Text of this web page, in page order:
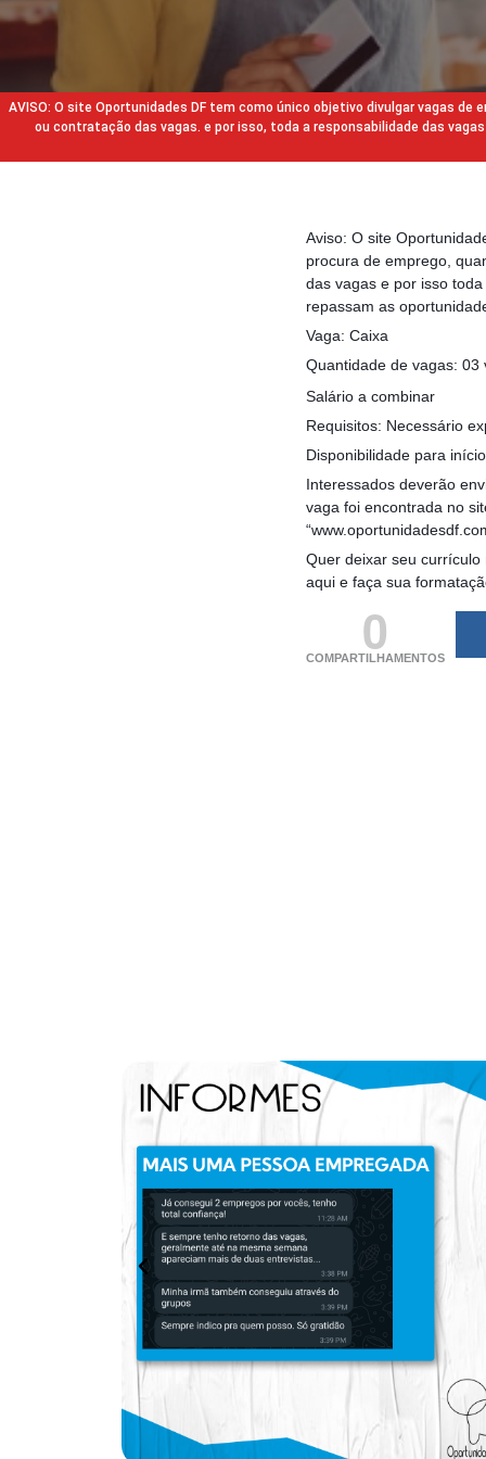
AVISO: O site Oportunidades DF tem como único objetivo divulgar vagas
ou contratação das vagas. e por isso, toda a responsabilidade das
Aviso: O site
procura de emprego,
das vagas e por isso
repassam as
Vaga: Caixa
Quantidade de vagas: 03
Salário a combinar
Requisitos: Necessário
Disponibilidade para
Interessados deverão
vaga foi encontrada no
Quer deixar seu
aqui e faça sua
0
COMPARTILHAMENTOS